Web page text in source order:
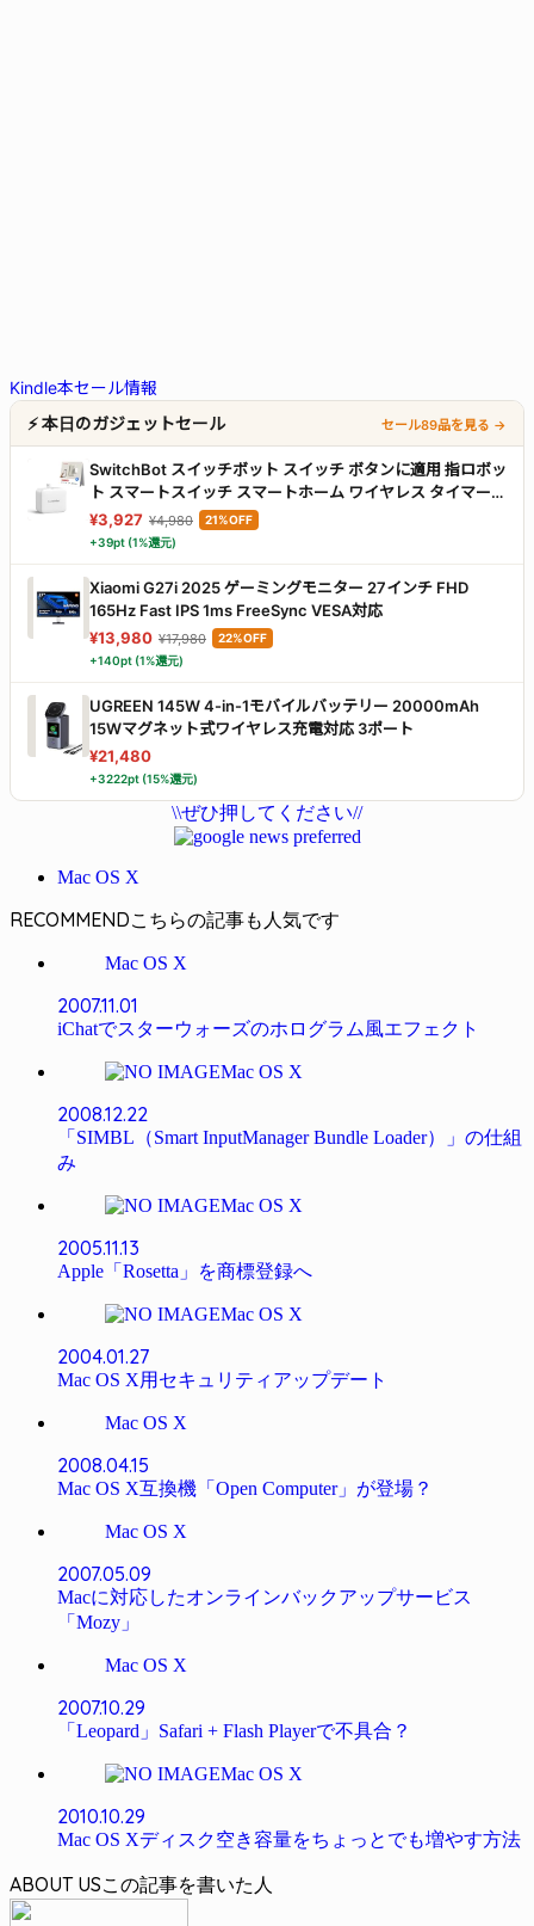
Kindle本セール情報
⚡ 本日のガジェットセール
セール89品を見る →
SwitchBot スイッチボット スイッチ ボタンに適用 指ロボッ
ト スマートスイッチ スマートホーム ワイヤレス タイマー
スマホで遠隔操作 Alexa, Google Home, Siri, IFTTTなどに
対応(ハブ必要) ホワイト
¥3,927 ¥4,980
21%OFF
+39pt (1%還元)
Xiaomi G27i 2025 ゲーミングモニター 27インチ FHD
165Hz Fast IPS 1ms FreeSync VESA対応
¥13,980 ¥17,980
22%OFF
+140pt (1%還元)
UGREEN 145W 4-in-1モバイルバッテリー 20000mAh
15Wマグネット式ワイヤレス充電対応 3ポート
¥21,480
+3222pt (15%還元)
\\ぜひ押してください//
Mac OS X
RECOMMEND
Mac OS X
2007.11.01
iChatでスターウォーズのホログラム風エフェクト
Mac OS X
2008.12.22
「SIMBL（Smart InputManager Bundle Loader）」の仕組
み
Mac OS X
2005.11.13
Apple「Rosetta」を商標登録へ
Mac OS X
2004.01.27
Mac OS X用セキュリティアップデート
Mac OS X
2008.04.15
Mac OS X互換機「Open Computer」が登場？
Mac OS X
2007.05.09
Macに対応したオンラインバックアップサービス
「Mozy」
Mac OS X
2007.10.29
「Leopard」Safari + Flash Playerで不具合？
Mac OS X
2010.10.29
Mac OS Xディスク空き容量をちょっとでも増やす方法
ABOUT US